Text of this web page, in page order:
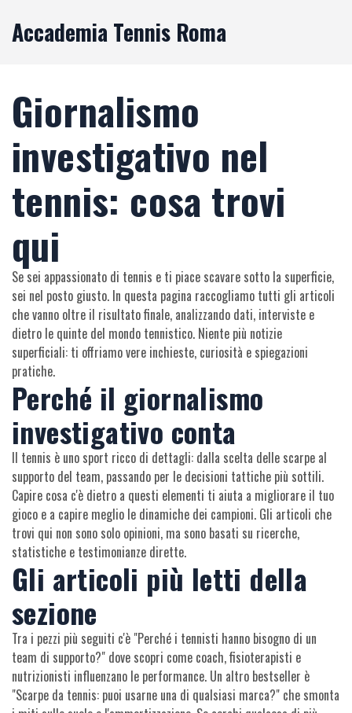
Accademia Tennis Roma
Giornalismo
investigativo nel
tennis: cosa trovi
qui
Se sei appassionato di tennis e ti piace scavare sotto la superficie,
sei nel posto giusto. In questa pagina raccogliamo tutti gli articoli
che vanno oltre il risultato finale, analizzando dati, interviste e
dietro le quinte del mondo tennistico. Niente più notizie
superficiali: ti offriamo vere inchieste, curiosità e spiegazioni
pratiche.
Perché il giornalismo
investigativo conta
Il tennis è uno sport ricco di dettagli: dalla scelta delle scarpe al
supporto del team, passando per le decisioni tattiche più sottili.
Capire cosa c'è dietro a questi elementi ti aiuta a migliorare il tuo
gioco e a capire meglio le dinamiche dei campioni. Gli articoli che
trovi qui non sono solo opinioni, ma sono basati su ricerche,
statistiche e testimonianze dirette.
Gli articoli più letti della
sezione
Tra i pezzi più seguiti c'è "Perché i tennisti hanno bisogno di un
team di supporto?" dove scopri come coach, fisioterapisti e
nutrizionisti influenzano le performance. Un altro bestseller è
"Scarpe da tennis: puoi usarne una di qualsiasi marca?" che smonta